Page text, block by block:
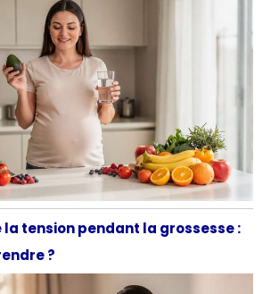
tension pendant la grossesse :
?